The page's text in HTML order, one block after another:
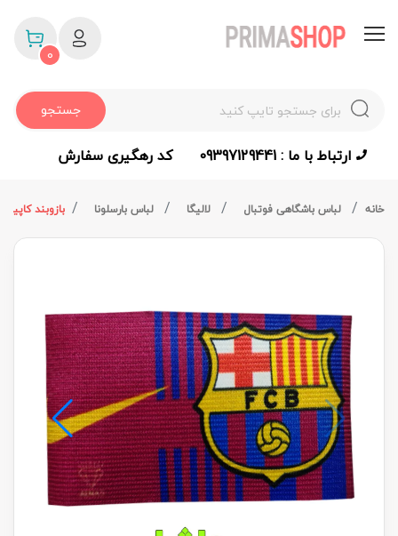
جستجو
0
ارتباط با ما : 09397129441 کد رهگیری سفارش
خانه لباس باشگاهی فوتبال لالیگا لباس بارسلونا بازوبند